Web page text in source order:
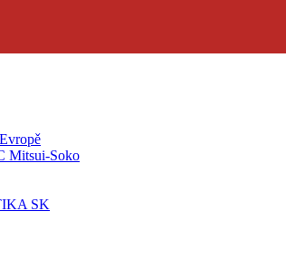
Mitsui-Soko
SK